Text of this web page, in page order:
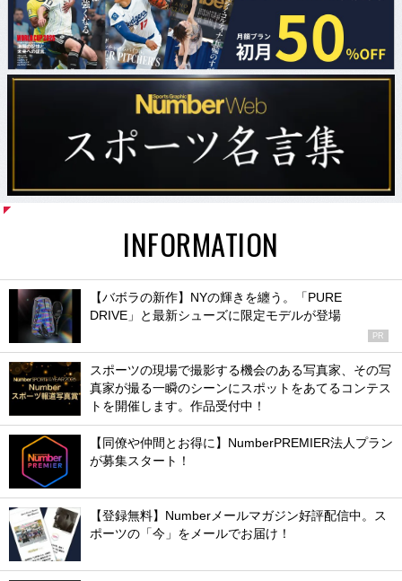
INFORMATION
【バボラの新作】NYの輝きを纏う。「PURE
DRIVE」と最新シューズに限定モデルが登場
PR
スポーツの現場で撮影する機会のある写真家、その写
真家が撮る一瞬のシーンにスポットをあてるコンテス
トを開催します。作品受付中！
【同僚や仲間とお得に】NumberPREMIER法人プラン
が募集スタート！
【登録無料】Numberメールマガジン好評配信中。ス
ポーツの「今」をメールでお届け！